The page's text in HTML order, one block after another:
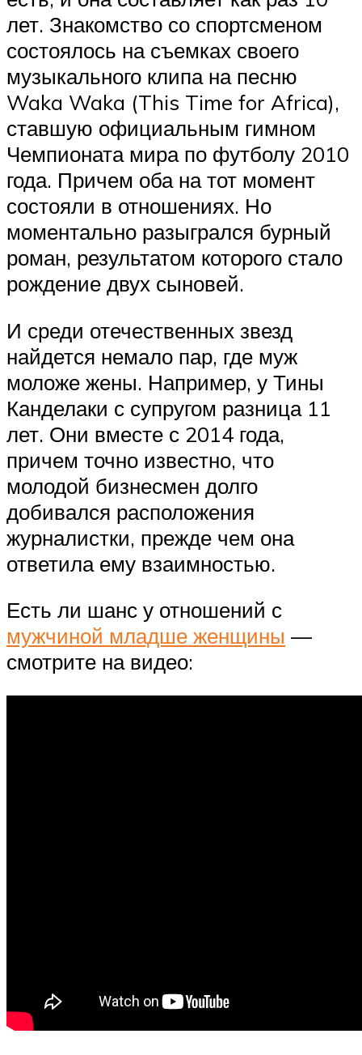
лет. Знакомство со спортсменом
состоялось на съемках своего
музыкального клипа на песню
Waka Waka (This Time for Africa),
ставшую официальным гимном
Чемпионата мира по футболу 2010
года. Причем оба на тот момент
состояли в отношениях. Но
моментально разыгрался бурный
роман, результатом которого стало
рождение двух сыновей.
И среди отечественных звезд
найдется немало пар, где муж
моложе жены. Например, у Тины
Канделаки с супругом разница 11
лет. Они вместе с 2014 года,
причем точно известно, что
молодой бизнесмен долго
добивался расположения
журналистки, прежде чем она
ответила ему взаимностью.
Есть ли шанс у отношений с
мужчиной младше женщины —
смотрите на видео: